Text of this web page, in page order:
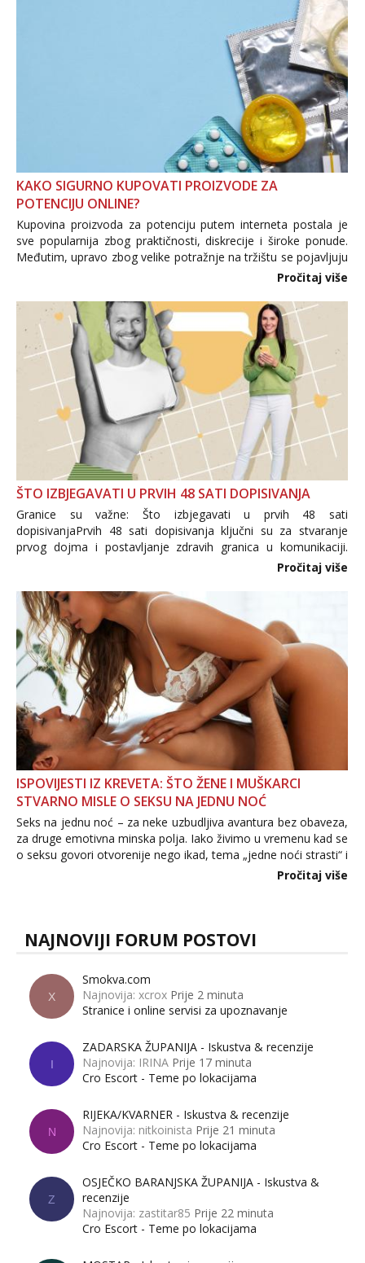
KAKO SIGURNO KUPOVATI PROIZVODE ZA
POTENCIJU ONLINE?
Kupovina proizvoda za potenciju putem interneta postala je
sve popularnija zbog praktičnosti, diskrecije i široke ponude.
Međutim, upravo zbog velike potražnje na tržištu se pojavljuju
i brojni krivotvoreni proizvodi, nepouzdane internetske
Pročitaj više
ŠTO IZBJEGAVATI U PRVIH 48 SATI DOPISIVANJA
Granice su važne: Što izbjegavati u prvih 48 sati
dopisivanjaPrvih 48 sati dopisivanja ključni su za stvaranje
prvog dojma i postavljanje zdravih granica u komunikaciji.
Važno je izbjeći prebrzo otkrivanje osobnih ili intimnih
informacija, jer nepoznata osoba još nije zaslužila to
povjerenje. Takođe...
Pročitaj više
ISPOVIJESTI IZ KREVETA: ŠTO ŽENE I MUŠKARCI
STVARNO MISLE O SEKSU NA JEDNU NOĆ
Seks na jednu noć – za neke uzbudljiva avantura bez obaveza,
za druge emotivna minska polja. Iako živimo u vremenu kad se
o seksu govori otvorenije nego ikad, tema „jedne noći strasti“ i
dalje izaziva burne rasprave. Što zapravo misle žene, a što
Pročitaj više
NAJNOVIJI FORUM POSTOVI
X
Smokva.com
Najnovija: xcrox Prije 2 minuta
Stranice i online servisi za upoznavanje
I
ZADARSKA ŽUPANIJA - Iskustva & recenzije
Najnovija: IRINA Prije 17 minuta
Cro Escort - Teme po lokacijama
N
RIJEKA/KVARNER - Iskustva & recenzije
Najnovija: nitkoinista Prije 21 minuta
Cro Escort - Teme po lokacijama
Z
OSJEČKO BARANJSKA ŽUPANIJA - Iskustva &
recenzije
Najnovija: zastitar85 Prije 22 minuta
Cro Escort - Teme po lokacijama